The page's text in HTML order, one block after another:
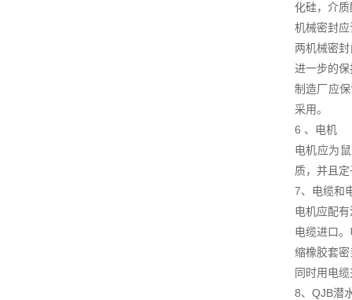
化硅，介
机械密封
两机械密
进一步的
制造厂应
采用。
6 、电机
电机应为
质，并且
7、电缆和
电机应配
电缆进口
缩橡胶套
同时用电
8、QJB潜